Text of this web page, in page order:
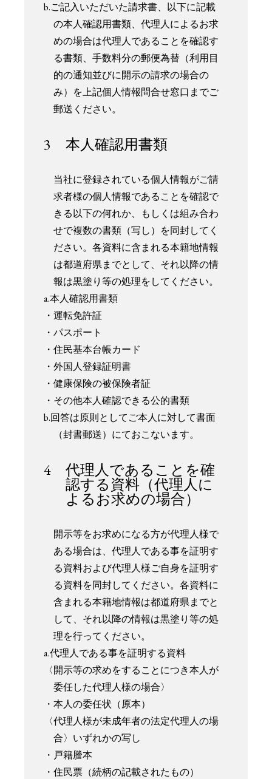
b.ご記入いただいた請求書、以下に記載
の本人確認用書類、代理人によるお求
めの場合は代理人であることを確認す
る書類、手数料分の郵便為替（利用目
的の通知並びに開示の請求の場合の
み）を上記個人情報問合せ窓口までご
郵送ください。
3 本人確認用書類
当社に登録されている個人情報がご請
求者様の個人情報であることを確認で
きる以下の何れか、もしくは組み合わ
せで複数の書類（写し）を同封してく
ださい。各資料に含まれる本籍地情報
は都道府県までとして、それ以降の情
報は黒塗り等の処理をしてください。
a.本人確認用書類
・運転免許証
・パスポート
・住民基本台帳カード
・外国人登録証明書
・健康保険の被保険者証
・その他本人確認できる公的書類
b.回答は原則としてご本人に対して書面
（封書郵送）にておこないます。
4 代理人であることを確
認する資料（代理人に
よるお求めの場合）
開示等をお求めになる方が代理人様で
ある場合は、代理人である事を証明す
る資料および代理人様ご自身を証明す
る資料を同封してください。各資料に
含まれる本籍地情報は都道府県までと
して、それ以降の情報は黒塗り等の処
理を行ってください。
a.代理人である事を証明する資料
〈開示等の求めをすることにつき本人が
委任した代理人様の場合〉
・本人の委任状（原本）
〈代理人様が未成年者の法定代理人の場
合〉いずれかの写し
・戸籍謄本
・住民票（続柄の記載されたもの）